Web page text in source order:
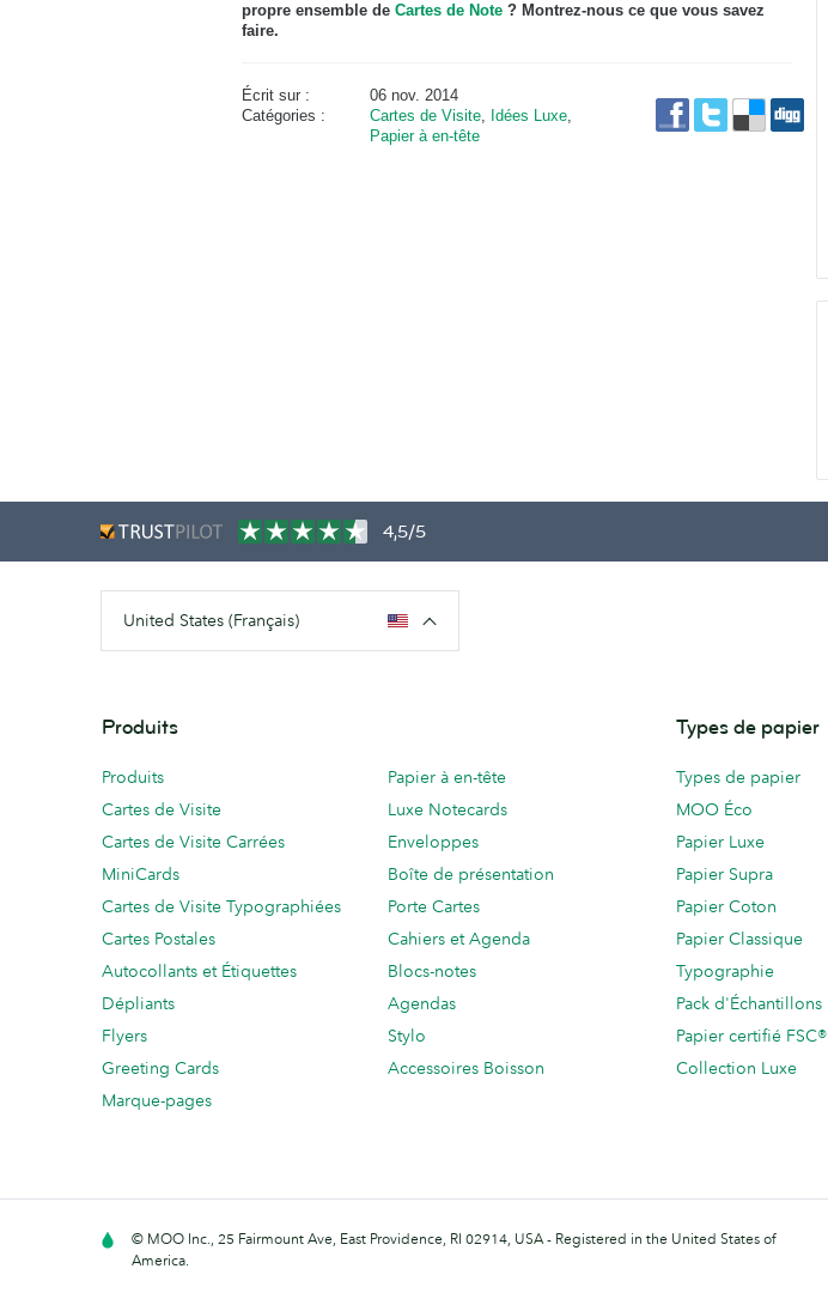
propre ensemble de Cartes de Note ? Montrez-nous ce que vous savez
faire.
Écrit sur :
06 nov. 2014
Catégories :
Cartes de Visite, Idées Luxe,
Papier à en-tête
4,5/5
United States (Français)
Produits
Produits
Cartes de Visite
Cartes de Visite Carrées
MiniCards
Cartes de Visite Typographiées
Cartes Postales
Autocollants et Étiquettes
Dépliants
Flyers
Greeting Cards
Marque-pages
Papier à en-tête
Luxe Notecards
Enveloppes
Boîte de présentation
Porte Cartes
Cahiers et Agenda
Blocs-notes
Agendas
Stylo
Accessoires Boisson
Types de papier
Types de papier
MOO Éco
Papier Luxe
Papier Supra
Papier Coton
Papier Classique
Typographie
Pack d'Échantillons
Papier certifié FSC®
Collection Luxe
© MOO Inc., 25 Fairmount Ave, East Providence, RI 02914, USA - Registered in the United States of
America.